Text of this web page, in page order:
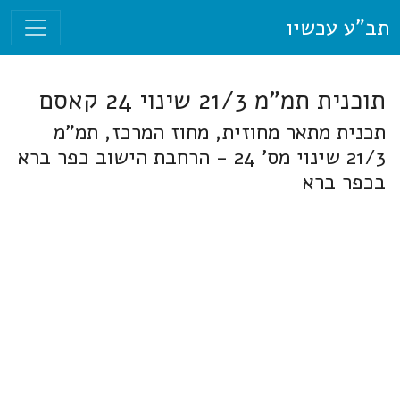
תב"ע עכשיו
תוכנית תמ"מ 21/3 שינוי 24 קאסם
תכנית מתאר מחוזית, מחוז המרכז, תמ"מ
21/3 שינוי מס' 24 - הרחבת הישוב כפר ברא
בכפר ברא